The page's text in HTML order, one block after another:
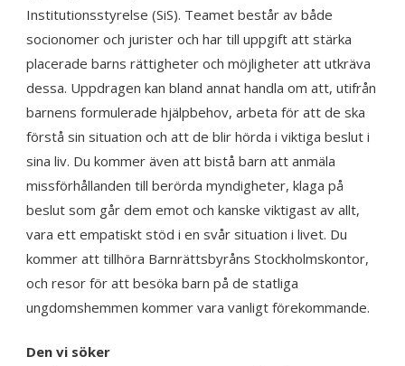
Institutionsstyrelse (SiS). Teamet består av både
socionomer och jurister och har till uppgift att stärka
placerade barns rättigheter och möjligheter att utkräva
dessa. Uppdragen kan bland annat handla om att, utifrån
barnens formulerade hjälpbehov, arbeta för att de ska
förstå sin situation och att de blir hörda i viktiga beslut i
sina liv. Du kommer även att bistå barn att anmäla
missförhållanden till berörda myndigheter, klaga på
beslut som går dem emot och kanske viktigast av allt,
vara ett empatiskt stöd i en svår situation i livet. Du
kommer att tillhöra Barnrättsbyråns Stockholmskontor,
och resor för att besöka barn på de statliga
ungdomshemmen kommer vara vanligt förekommande.
Den vi söker